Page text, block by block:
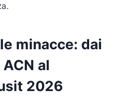
minacce: dai
al
2026